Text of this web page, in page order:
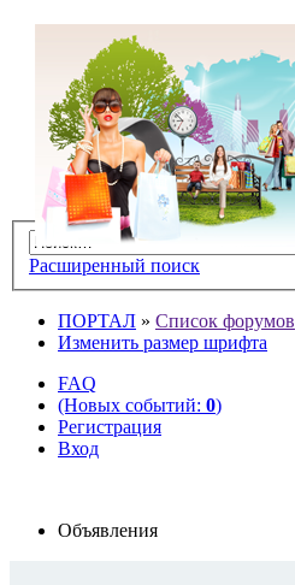
Расширенный поиск
ПОРТАЛ » Список форумов
Изменить размер шрифта
FAQ
(Новых событий: 0)
Регистрация
Вход
Объявления